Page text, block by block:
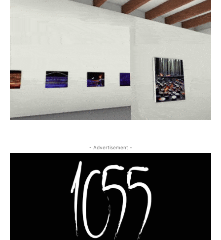
- Advertisement -